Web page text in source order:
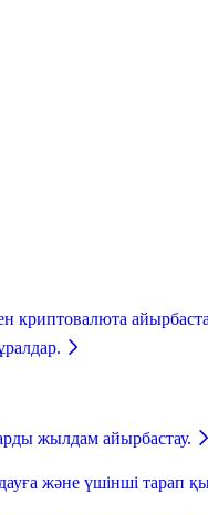
жылдам айырбастау.
және үшінші тарап